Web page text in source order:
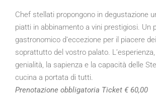
Chef stellati propongono in degustazione
piatti in abbinamento a vini prestigiosi. Un
gastronomico d’eccezione per il piacere
soprattutto del vostro palato. L’esperienza,
genialità, la sapienza e la capacità delle
cucina a portata di tutti.
Prenotazione obbligatoria Ticket € 60,00